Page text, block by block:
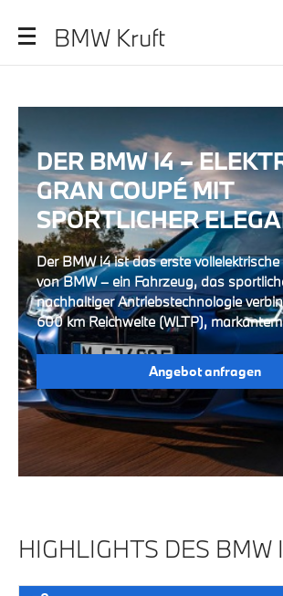
BMW Kruft
DER BMW I4 –
GRAN COUPÉ MIT
SPORTLICHER
Der BMW i4 ist das erste
von BMW – ein Fahrzeug, das
nachhaltiger Antriebstechnologie
600 km Reichweite (WLTP), markantem
Angebot anfragen
HIGHLIGHTS DES BMW